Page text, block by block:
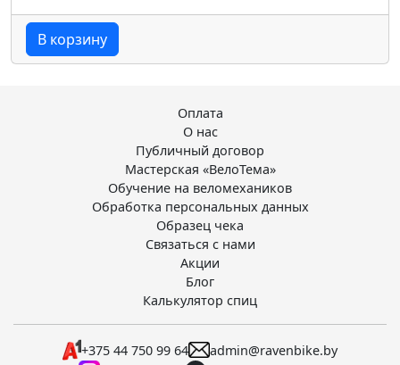
В корзину
Оплата
О нас
Публичный договор
Мастерская «ВелоТема»
Обучение на веломехаников
Обработка персональных данных
Образец чека
Связаться с нами
Акции
Блог
Калькулятор спиц
+375 44 750 99 64
admin@ravenbike.by